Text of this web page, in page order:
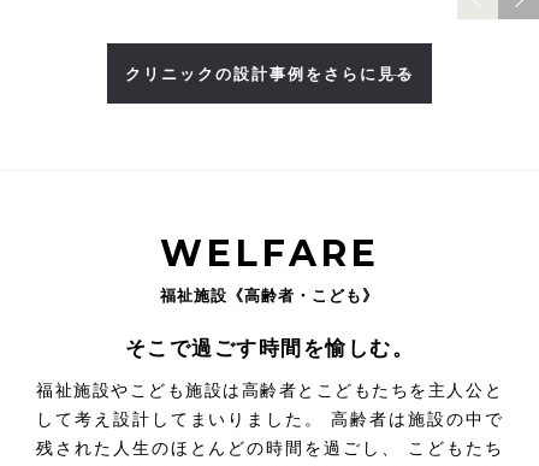
クリニックの設計事例をさらに見る
WELFARE
福祉施設《高齢者・こども》
そこで過ごす時間を愉しむ。
福祉施設やこども施設は高齢者とこどもたちを主人公と
して考え設計してまいりました。
高齢者は施設の中で
残された人生のほとんどの時間を過ごし、 こどもたち